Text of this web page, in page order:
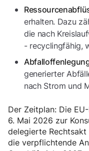
erhalten. Dazu
die nach
- recyclingfähig,
generierter
nach Strom und
Der Zeitplan: Die
6. Mai 2026 zur
delegierte
die verpflichtende